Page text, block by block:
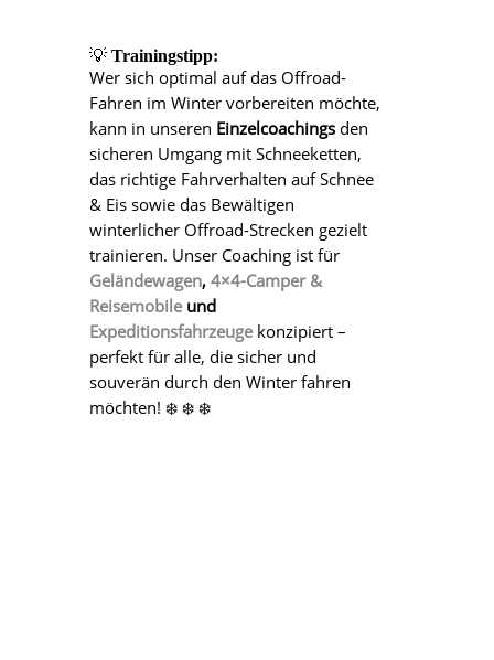
💡 Trainingstipp:
Wer sich optimal auf das Offroad-
Fahren im Winter vorbereiten möchte,
kann in unseren Einzelcoachingsden
sicheren Umgang mit Schneeketten,
das richtige Fahrverhalten auf Schnee
& Eis sowie das Bewältigen
winterlicher Offroad-Strecken gezielt
trainieren. Unser Coaching ist für
Geländewagen, 4×4-Camper &
Reisemobileund
Expeditionsfahrzeugekonzipiert –
perfekt für alle, die sicher und
souverän durch den Winter fahren
möchten! ❄️ ❄️ ❄️